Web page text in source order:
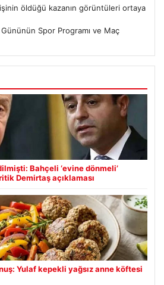
öldüğü kazanın görüntüleri ortaya
Spor Programı ve Maç
Bahçeli ‘evine dönmeli’
Demirtaş açıklaması
Yulaf kepekli yağsız anne köftesi